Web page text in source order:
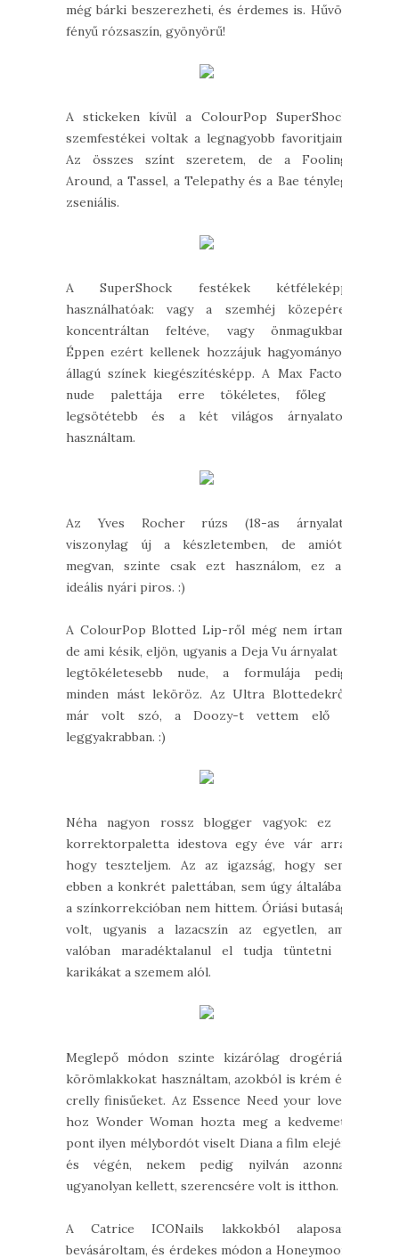
még bárki beszerezheti, és érdemes is. Hűvös
fényű rózsaszín, gyönyörű!
A stickeken kívül a ColourPop SuperShock
szemfestékei voltak a legnagyobb favoritjaim.
Az összes színt szeretem, de a Fooling
Around, a Tassel, a Telepathy és a Bae tényleg
zseniális.
A SuperShock festékek kétféleképp
használhatóak: vagy a szemhéj közepére,
koncentráltan feltéve, vagy önmagukban.
Éppen ezért kellenek hozzájuk hagyományos
állagú színek kiegészítésképp. A Max Factor
nude palettája erre tökéletes, főleg a
legsötétebb és a két világos árnyalatot
használtam.
Az Yves Rocher rúzs (18-as árnyalat)
viszonylag új a készletemben, de amióta
megvan, szinte csak ezt használom, ez az
ideális nyári piros. :)
A ColourPop Blotted Lip-ről még nem írtam,
de ami késik, eljön, ugyanis a Deja Vu árnyalat a
legtökéletesebb nude, a formulája pedig
minden mást leköröz. Az Ultra Blottedekről
már volt szó, a Doozy-t vettem elő a
leggyakrabban. :)
Néha nagyon rossz blogger vagyok: ez a
korrektorpaletta idestova egy éve vár arra,
hogy teszteljem. Az az igazság, hogy sem
ebben a konkrét palettában, sem úgy általában
a színkorrekcióban nem hittem. Óriási butaság
volt, ugyanis a lazacszín az egyetlen, ami
valóban maradéktalanul el tudja tüntetni a
karikákat a szemem alól.
Meglepő módon szinte kizárólag drogériás
körömlakkokat használtam, azokból is krém és
crelly finisűeket. Az Essence Need your love-
hoz Wonder Woman hozta meg a kedvemet:
pont ilyen mélybordót viselt Diana a film elején
és végén, nekem pedig nyilván azonnal
ugyanolyan kellett, szerencsére volt is itthon.
A Catrice ICONails lakkokból alaposan
bevásároltam, és érdekes módon a Honeymoon